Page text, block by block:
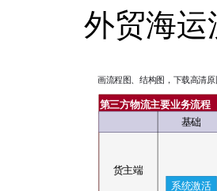
外贸海运